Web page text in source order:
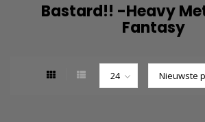
Bastard!! -Heavy
Fantasy